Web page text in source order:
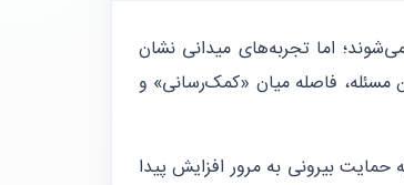
اما تجربه‌های میدانی نشان
مسئله، فاصله میان «کمک‌رسانی» و
بیرونی به مرور افزایش پیدا